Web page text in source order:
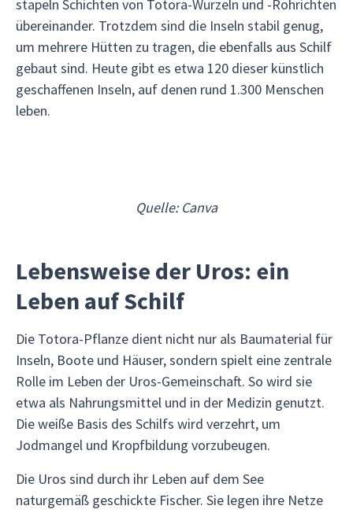
stapeln Schichten von Totora-Wurzeln und -Röhrichten
übereinander. Trotzdem sind die Inseln stabil genug,
um mehrere Hütten zu tragen, die ebenfalls aus Schilf
gebaut sind. Heute gibt es etwa 120 dieser künstlich
geschaffenen Inseln, auf denen rund 1.300 Menschen
leben.
Quelle: Canva
Lebensweise der Uros: ein
Leben auf Schilf
Die Totora-Pflanze dient nicht nur als Baumaterial für
Inseln, Boote und Häuser, sondern spielt eine zentrale
Rolle im Leben der Uros-Gemeinschaft. So wird sie
etwa als Nahrungsmittel und in der Medizin genutzt.
Die weiße Basis des Schilfs wird verzehrt, um
Jodmangel und Kropfbildung vorzubeugen.
Die Uros sind durch ihr Leben auf dem See
naturgemäß geschickte Fischer. Sie legen ihre Netze